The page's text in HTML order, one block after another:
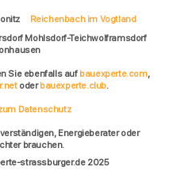
Reichenbach im Vogtland
Mohlsdorf-Teichwolframsdorf
Sie ebenfalls auf bauexperte.com,
oderbauexperte.club.
Datenschutz
Energieberater oder
brauchen.
strassburger.de 2025